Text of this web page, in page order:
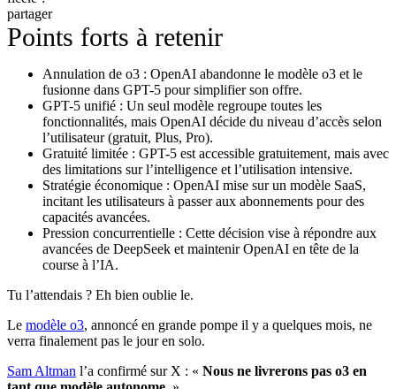
partager
Points forts à retenir
Annulation de o3 : OpenAI abandonne le modèle o3 et le
fusionne dans GPT-5 pour simplifier son offre.
GPT-5 unifié : Un seul modèle regroupe toutes les
fonctionnalités, mais OpenAI décide du niveau d’accès selon
l’utilisateur (gratuit, Plus, Pro).
Gratuité limitée : GPT-5 est accessible gratuitement, mais avec
des limitations sur l’intelligence et l’utilisation intensive.
Stratégie économique : OpenAI mise sur un modèle SaaS,
incitant les utilisateurs à passer aux abonnements pour des
capacités avancées.
Pression concurrentielle : Cette décision vise à répondre aux
avancées de DeepSeek et maintenir OpenAI en tête de la
course à l’IA.
Tu l’attendais ? Eh bien oublie le.
Le modèle o3, annoncé en grande pompe il y a quelques mois, ne
verra finalement pas le jour en solo.
Sam Altman l’a confirmé sur X : « Nous ne livrerons pas o3 en